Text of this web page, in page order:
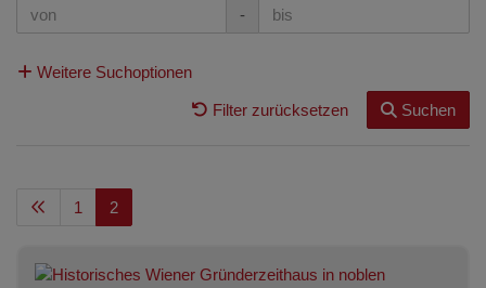
-
Weitere Suchoptionen
Filter zurücksetzen Suchen
1 2